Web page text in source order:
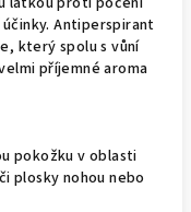
Antiperspirant
který spolu s vůní
příjemné aroma
pokožku v oblasti
plosky nohou nebo